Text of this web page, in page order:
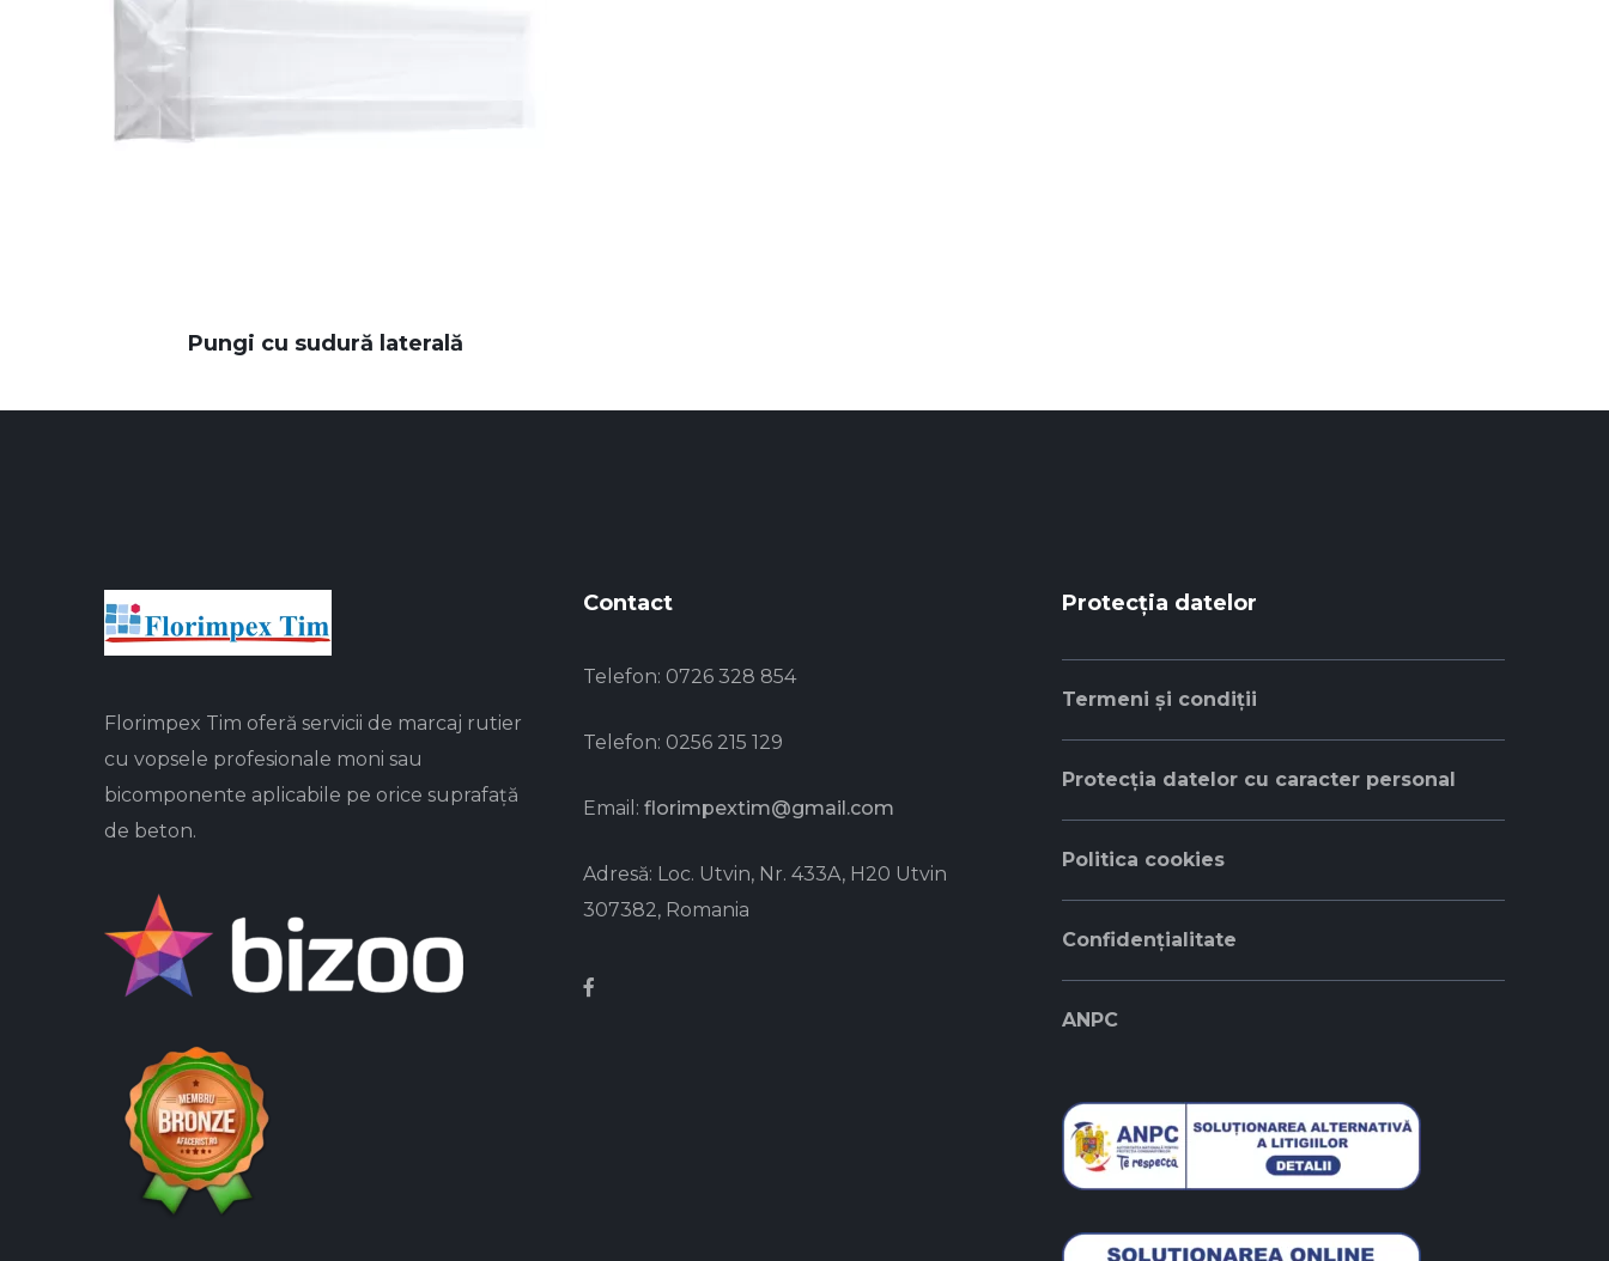
Pungi cu sudură laterală
Florimpex Tim oferă servicii de marcaj rutier
cu vopsele profesionale moni sau
bicomponente aplicabile pe orice suprafață
de beton.
Contact
Telefon: 0726 328 854
Telefon: 0256 215 129
Email: florimpextim@gmail.com
Adresă: Loc. Utvin, Nr. 433A, H20 Utvin
307382, Romania
Protecția datelor
Termeni și condiții
Protecția datelor cu caracter personal
Politica cookies
Confidențialitate
ANPC